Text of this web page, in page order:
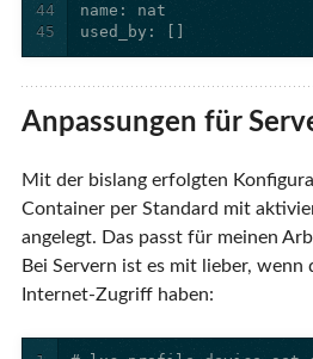
44
45
used_by: []
Anpassungen für
Mit der bislang erfolgten
Container per Standard mit
angelegt. Das passt für meinen
Bei Servern ist es mit lieber, wenn
Internet-Zugriff haben: